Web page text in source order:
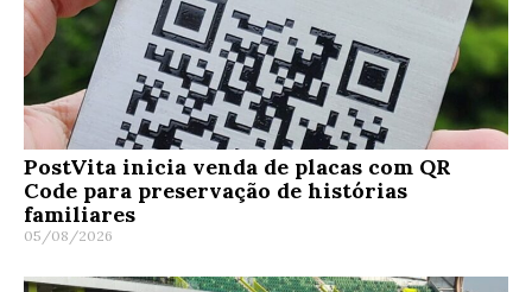
PostVita inicia venda de placas com QR
Code para preservação de histórias
familiares
05/08/2026